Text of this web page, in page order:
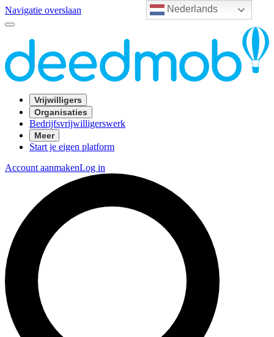
Nederlands
Navigatie overslaan
Vrijwilligers
Organisaties
Bedrijfsvrijwilligerswerk
Meer
Start je eigen platform
Account aanmakenLog in